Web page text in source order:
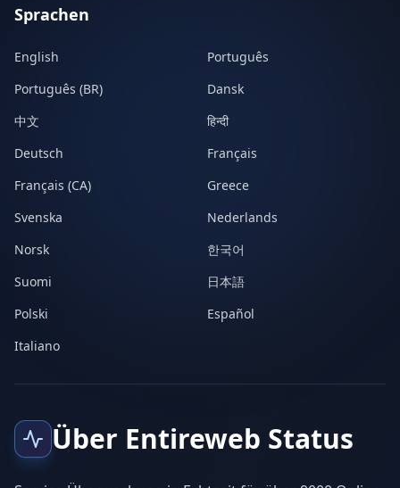
Sprachen
English
Português
Português (BR)
Dansk
中文
हिन्दी
Deutsch
Français
Français (CA)
Greece
Svenska
Nederlands
Norsk
한국어
Suomi
日本語
Polski
Español
Italiano
Über Entireweb Status